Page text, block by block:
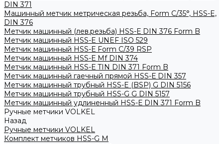
DIN 371
Машинный метчик метрическая резьба, Form С/35°, HSS-E,
DIN 376
Метчик машинный (лев.резьба) HSS-Е DIN 376 Form B
Метчик машинный HSS-E UNEF ISO 529
Метчик машинный HSS-Е Form C/39 RSP
Метчик машинный HSS-Е Mf DIN 374
Метчик машинный HSS-Е TIN DIN 371 Form B
Метчик машинный гаечный прямой HSS-Е DIN 357
Метчик машинный трубный HSS-E (BSP) G DIN 5156
Метчик машинный трубный HSS-G G DIN 5157
Метчик машинный удлиненный HSS-Е DIN 371 Form B
Ручные метчики VOLKEL
Назад
Ручные метчики VOLKEL
Комплект метчиков HSS-G M